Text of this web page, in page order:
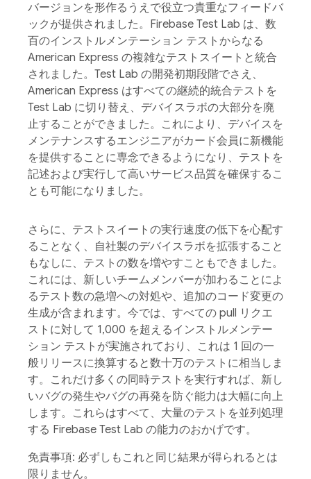
バージョンを形作るうえで役立つ貴重なフィードバ
ックが提供されました。Firebase Test Lab は、数
百のインストルメンテーション テストからなる
American Express の複雑なテストスイートと統合
されました。Test Lab の開発初期段階でさえ、
American Express はすべての継続的統合テストを
Test Lab に切り替え、デバイスラボの大部分を廃
止することができました。これにより、デバイスを
メンテナンスするエンジニアがカード会員に新機能
を提供することに専念できるようになり、テストを
記述および実行して高いサービス品質を確保するこ
とも可能になりました。
さらに、テストスイートの実行速度の低下を心配す
ることなく、自社製のデバイスラボを拡張すること
もなしに、テストの数を増やすこともできました。
これには、新しいチームメンバーが加わることによ
るテスト数の急増への対処や、追加のコード変更の
生成が含まれます。今では、すべての pull リクエ
ストに対して 1,000 を超えるインストルメンテー
ション テストが実施されており、これは 1 回の一
般リリースに換算すると数十万のテストに相当しま
す。これだけ多くの同時テストを実行すれば、新し
いバグの発生やバグの再発を防ぐ能力は大幅に向上
します。これらはすべて、大量のテストを並列処理
する Firebase Test Lab の能力のおかげです。
免責事項: 必ずしもこれと同じ結果が得られるとは
限りません。